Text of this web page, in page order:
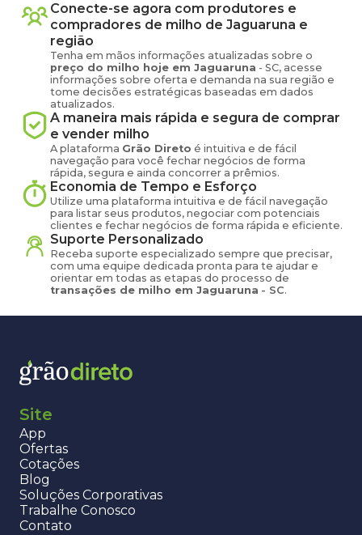
Conecte-se agora com produtores e
compradores de milho de Jaguaruna e
região
Tenha em mãos informações atualizadas sobre o
preço do milho hoje em Jaguaruna - SC, acesse
informações sobre oferta e demanda na sua região e
tome decisões estratégicas baseadas em dados
atualizados.
A maneira mais rápida e segura de comprar
e vender milho
A plataforma Grão Direto é intuitiva e de fácil
navegação para você fechar negócios de forma
rápida, segura e ainda concorrer a prêmios.
Economia de Tempo e Esforço
Utilize uma plataforma intuitiva e de fácil navegação
para listar seus produtos, negociar com potenciais
clientes e fechar negócios de forma rápida e eficiente.
Suporte Personalizado
Receba suporte especializado sempre que precisar,
com uma equipe dedicada pronta para te ajudar e
orientar em todas as etapas do processo de
transações de milho em Jaguaruna - SC.
Site
App
Ofertas
Cotações
Blog
Soluções Corporativas
Trabalhe Conosco
Contato